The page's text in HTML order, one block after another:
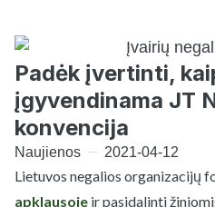
Padėk įvertinti,
įgyvendinama JT
konvencija
Naujienos 2021-04-12
Lietuvos negalios organizacijų
apklausoje ir pasidalinti